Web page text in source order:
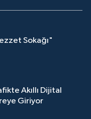
Sokağı"
Dijital
Giriyor